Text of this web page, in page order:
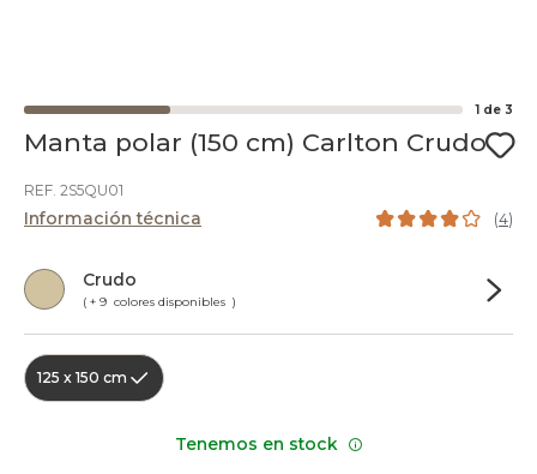
1 de 3
Manta polar (150 cm) Carlton Crudo
REF. 2S5QU01
Información técnica (4)
Crudo
( + 9 colores disponibles )
125 x 150 cm